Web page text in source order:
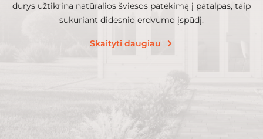
durys užtikrina natūralios šviesos patekimą į patalpas, taip
sukuriant didesnio erdvumo įspūdį.
Skaityti daugiau